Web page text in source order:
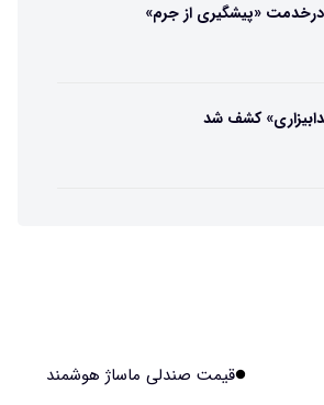
«پیشگیری از جرم»
کشف شد
از آب درآمد!
قیمت صندلی ماساژ هوشمند